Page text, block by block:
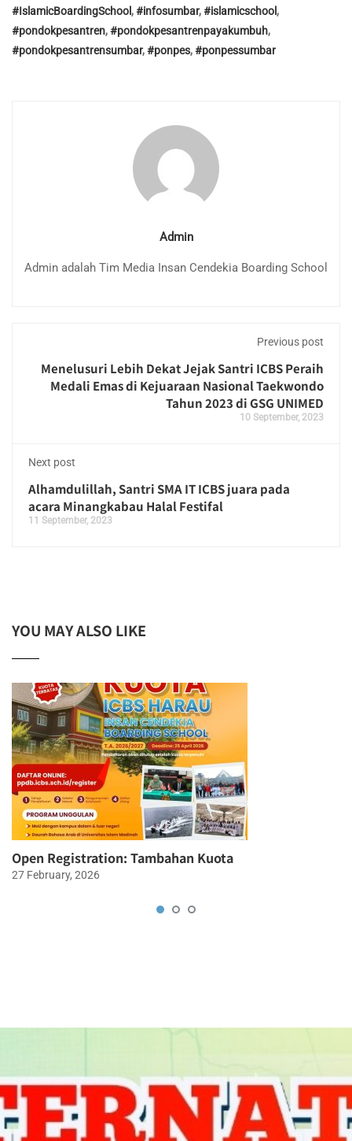
#IslamicBoardingSchool,#infosumbar,#islamicschool,
#pondokpesantren,#pondokpesantrenpayakumbuh,
#pondokpesantrensumbar,#ponpes,#ponpessumbar
Admin
Admin adalah Tim Media Insan Cendekia Boarding School
Previous post
Menelusuri Lebih Dekat Jejak Santri ICBS Peraih
Medali Emas di Kejuaraan Nasional Taekwondo
Tahun 2023 di GSG UNIMED
10 September, 2023
Next post
Alhamdulillah, Santri SMA IT ICBS juara pada
acara Minangkabau Halal Festifal
11 September, 2023
YOU MAY ALSO LIKE
Open Registration: Tambahan Kuota
27 February, 2026